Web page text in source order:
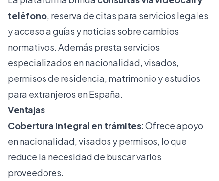
teléfono, reserva de citas para servicios legales
y acceso a guías y noticias sobre cambios
normativos. Además presta servicios
especializados en nacionalidad, visados,
permisos de residencia, matrimonio y estudios
para extranjeros en España.
Ventajas
Cobertura integral en trámites: Ofrece apoyo
en nacionalidad, visados y permisos, lo que
reduce la necesidad de buscar varios
proveedores.